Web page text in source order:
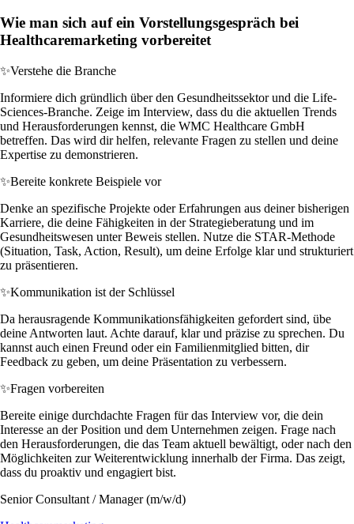
Wie man sich auf ein Vorstellungsgespräch bei
Healthcaremarketing vorbereitet
✨Verstehe die Branche
Informiere dich gründlich über den Gesundheitssektor und die Life-
Sciences-Branche. Zeige im Interview, dass du die aktuellen Trends
und Herausforderungen kennst, die WMC Healthcare GmbH
betreffen. Das wird dir helfen, relevante Fragen zu stellen und deine
Expertise zu demonstrieren.
✨Bereite konkrete Beispiele vor
Denke an spezifische Projekte oder Erfahrungen aus deiner bisherigen
Karriere, die deine Fähigkeiten in der Strategieberatung und im
Gesundheitswesen unter Beweis stellen. Nutze die STAR-Methode
(Situation, Task, Action, Result), um deine Erfolge klar und strukturiert
zu präsentieren.
✨Kommunikation ist der Schlüssel
Da herausragende Kommunikationsfähigkeiten gefordert sind, übe
deine Antworten laut. Achte darauf, klar und präzise zu sprechen. Du
kannst auch einen Freund oder ein Familienmitglied bitten, dir
Feedback zu geben, um deine Präsentation zu verbessern.
✨Fragen vorbereiten
Bereite einige durchdachte Fragen für das Interview vor, die dein
Interesse an der Position und dem Unternehmen zeigen. Frage nach
den Herausforderungen, die das Team aktuell bewältigt, oder nach den
Möglichkeiten zur Weiterentwicklung innerhalb der Firma. Das zeigt,
dass du proaktiv und engagiert bist.
Senior Consultant / Manager (m/w/d)